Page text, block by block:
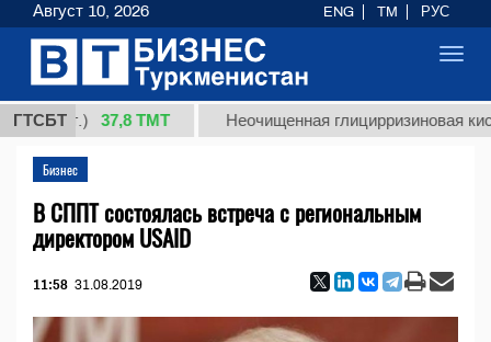
ГТСБТ37,8 ТМТ Неочищенная глицирризиновая кислота
Бизнес
В СППТ состоялась встреча с региональным
директором USAID
11:58 31.08.2019
Август 10, 2026 ENG TM РУС